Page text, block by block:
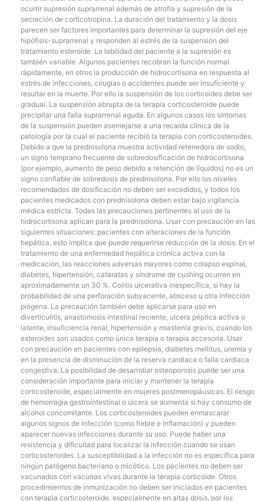
ocurrir supresión suprarrenal además de atrofia y supresión de la
secreción de corticotropina. La duración del tratamiento y la dosis
parecen ser factores importantes para determinar la supresión del eje
hipófisis-suprarrenal y responden al estrés de la suspensión del
tratamiento esteroide. La labilidad del paciente a la supresión es
también variable. Algunos pacientes recobran la función normal
rápidamente, en otros la producción de hidrocortisona en respuesta al
estrés de infecciones, cirugías o accidentes puede ser insuficiente y
resultar en la muerte. Por ello la suspensión de los corticoides debe ser
gradual. La suspensión abrupta de la terapia corticosteroide puede
precipitar una falla suprarrenal aguda. En algunos casos los síntomas
de la suspensión pueden asemejarse a una recaída clínica de la
patología por la cual el paciente recibió la terapia con corticosteroides.
Debido a que la prednisolona muestra actividad retenedora de sodio,
un signo temprano frecuente de sobredosificación de hidrocortisona
(por ejemplo, aumento de peso debido a retención de líquidos) no es un
signo confiable de sobredosis de prednisolona. Por ello los niveles
recomendados de dosificación no deben ser excedidos, y todos los
pacientes medicados con prednisolona deben estar bajo vigilancia
médica estricta. Todas las precauciones pertinentes al uso de la
hidrocortisona aplican para la prednisolona. Usar con precaución en las
siguientes situaciones: pacientes con alteraciones de la función
hepática, esto implica que puede requerirse reducción de la dosis. En el
tratamiento de una enfermedad hepática crónica activa con la
medicación, las reacciones adversas mayores como colapso espinal,
diabetes, hipertensión, cataratas y síndrome de cushing ocurren en
aproximadamente un 30 %. Colitis ulcerativa inespecífica, si hay la
probabilidad de una perforación subyacente, absceso u otra infección
piógena. La precaución también debe aplicarse para uso en
diverticulitis, anastomosis intestinal reciente, ulcera péptica activa o
latente, insuficiencia renal, hipertensión y miastenia gravis, cuando los
esteroides son usados como única terapia o terapia accesoria. Usar
con precaución en pacientes con epilepsia, diabetes mellitus, uremia y
en la presencia de disminución de la reserva cardiaca o falla cardiaca
congestiva. La posibilidad de desarrollar osteoporosis puede ser una
consideración importante para iniciar y mantener la terapia
corticosteroide, especialmente en mujeres postmenopáusicas. El riesgo
de hemorragia gastrointestinal o úlcera se aumenta si hay consumo de
alcohol concomitante. Los corticosteroides pueden enmascarar
algunos signos de infección (como fiebre e inflamación) y pueden
aparecer nuevas infecciones durante su uso. Puede haber una
resistencia y dificultad para localizar la infección cuando se usan
corticosteroides. La susceptibilidad a la infección no es específica para
ningún patógeno bacteriano o micótico. Los pacientes no deben ser
vacunados con vacunas vivas durante la terapia corticoide. Otros
procedimientos de inmunización no deben ser iniciados en pacientes
con terapia corticosteroide, especialmente en altas dosis, por los